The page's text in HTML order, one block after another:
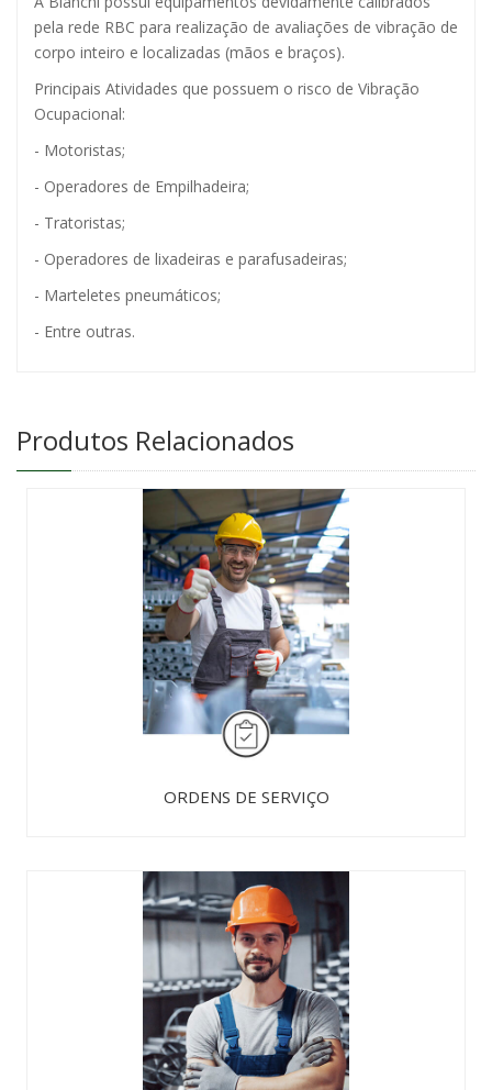
pela rede RBC para realização de avaliações de vibração de
corpo inteiro e localizadas (mãos e braços).
Principais Atividades que possuem o risco de Vibração
Ocupacional:
- Motoristas;
- Operadores de Empilhadeira;
- Tratoristas;
- Operadores de lixadeiras e parafusadeiras;
- Marteletes pneumáticos;
- Entre outras.
Produtos Relacionados
ORDENS DE SERVIÇO